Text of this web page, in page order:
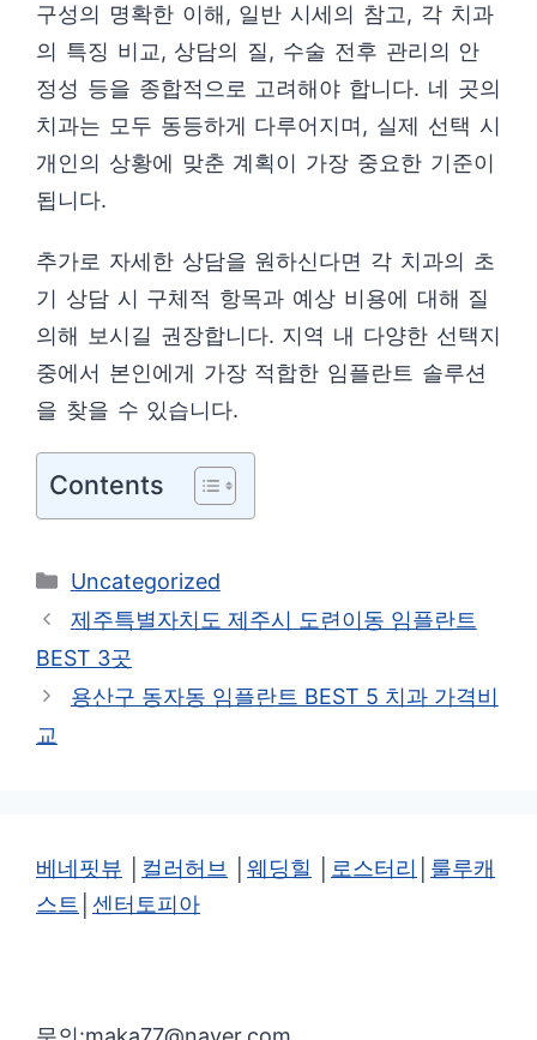
구성의 명확한 이해, 일반 시세의 참고, 각 치과
의 특징 비교, 상담의 질, 수술 전후 관리의 안
정성 등을 종합적으로 고려해야 합니다. 네 곳의
치과는 모두 동등하게 다루어지며, 실제 선택 시
개인의 상황에 맞춘 계획이 가장 중요한 기준이
됩니다.
추가로 자세한 상담을 원하신다면 각 치과의 초
기 상담 시 구체적 항목과 예상 비용에 대해 질
의해 보시길 권장합니다. 지역 내 다양한 선택지
중에서 본인에게 가장 적합한 임플란트 솔루션
을 찾을 수 있습니다.
Contents
카
테
리
Uncategorized
제주특별자치도 제주시 도련이동 임플란트
BEST 3곳
용산구 동자동 임플란트 BEST 5 치과 가격비
교
베네핏뷰 컬러허브 웨딩힐 로스터리
룰루캐
스트
센터토피아